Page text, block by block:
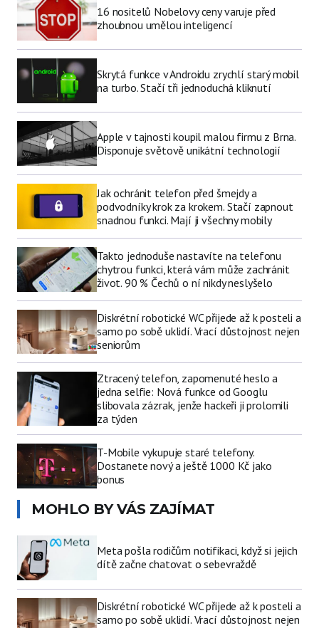
16 nositelů Nobelovy ceny varuje před
zhoubnou umělou inteligencí
Skrytá funkce v Androidu zrychlí starý mobil
na turbo. Stačí tři jednoduchá kliknutí
Apple v tajnosti koupil malou firmu z Brna.
Disponuje světově unikátní technologií
Jak ochránit telefon před šmejdy a
podvodníky krok za krokem. Stačí zapnout
snadnou funkci. Mají ji všechny mobily
Takto jednoduše nastavíte na telefonu
chytrou funkci, která vám může zachránit
život. 90 % Čechů o ní nikdy neslyšelo
Diskrétní robotické WC přijede až k posteli a
samo po sobě uklidí. Vrací důstojnost nejen
seniorům
Ztracený telefon, zapomenuté heslo a
jedna selfie: Nová funkce od Googlu
slibovala zázrak, jenže hackeři ji prolomili
za týden
T-Mobile vykupuje staré telefony.
Dostanete nový a ještě 1000 Kč jako
bonus
MOHLO BY VÁS ZAJÍMAT
Meta pošla rodičům notifikaci, když si jejich
dítě začne chatovat o sebevraždě
Diskrétní robotické WC přijede až k posteli a
samo po sobě uklidí. Vrací důstojnost nejen